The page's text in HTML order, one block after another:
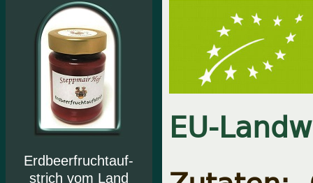
Erdbeerfruchtauf-
strich vom Land
EU-